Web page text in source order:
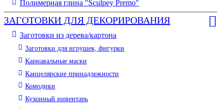
Полимерная глина "Sculpey Premo"
ЗАГОТОВКИ ДЛЯ ДЕКОРИРОВАНИЯ
Заготовки из дерева/картона
Заготовки для игрушек, фигурки
Карнавальные маски
Канцелярские принадлежности
Комодики
Кухонный инвентарь